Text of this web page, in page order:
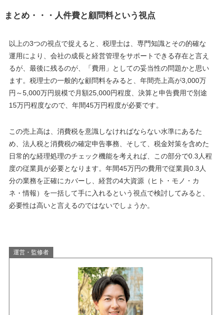
まとめ・・・人件費と顧問料という視点
以上の3つの視点で捉えると、税理士は、専門知識とその的確な
運用により、会社の成長と経営管理をサポートできる存在と言え
るが、最後に残るのが、「費用」としての妥当性の問題かと思い
ます。税理士の一般的な顧問料をみると、年間売上高が3,000万
円～5,000万円規模で月額25,000円程度、決算と申告費用で別途
15万円程度なので、年間45万円程度が必要です。
この売上高は、消費税を意識しなければならない水準にあるた
め、法人税と消費税の確定申告事務、そして、税金対策を含めた
日常的な経理処理のチェック機能を考えれば、この部分で0.3人程
度の従業員が必要となります。年間45万円の費用で従業員0.3人
分の業務を正確にカバーし、経営の4大資源（ヒト・モノ・カ
ネ・情報）を一括して手に入れるという視点で検討してみると、
必要性は高いと言えるのではないでしょうか。
運営・監修者